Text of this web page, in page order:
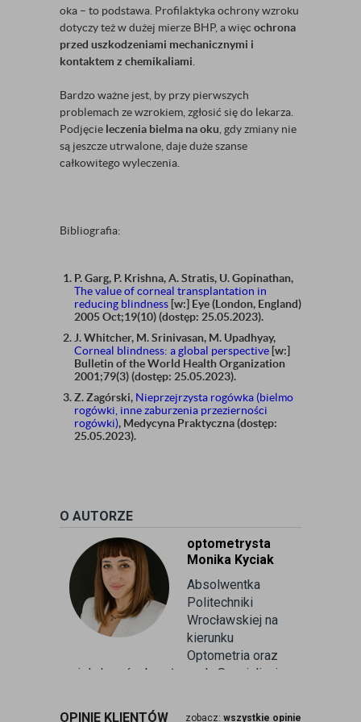
oka – to podstawa. Profilaktyka ochrony wzroku
dotyczy też w dużej mierze BHP, a więc ochrona
przed uszkodzeniami mechanicznymi i
kontaktem z chemikaliami
Bardzo ważne jest, by przy pierwszych
problemach ze wzrokiem, zgłosić się do lekarza.
Podjęcie leczenia bielma na oku , gdy zmiany nie
są jeszcze utrwalone, daje duże szanse
całkowitego wyleczenia.
Bibliografia:
P. Garg, P. Krishna, A. Stratis, U. Gopinathan,
The value of corneal transplantation in
reducing blindness[w:] Eye (London, England)
2005 Oct;19(10) (dostęp: 25.05.2023).
J. Whitcher, M. Srinivasan, M. Upadhyay,
Corneal blindness: a global perspective[w:]
Bulletin of the World Health Organization
2001;79(3) (dostęp: 25.05.2023).
Z. Zagórski, Nieprzejrzysta rogówka (bielmo
rogówki, inne zaburzenia przezierności
rogówki), Medycyna Praktyczna (dostęp:
25.05.2023).
O AUTORZE
optometrysta
Monika Kyciak
Absolwentka
Politechniki
Wrocławskiej na
kierunku
Optometria oraz
wielu kursów branżowych. Specjalizuje
kontaktologii, czyli dobieraniu
OPINIE KLIENTÓW zobacz: wszystkie opinie